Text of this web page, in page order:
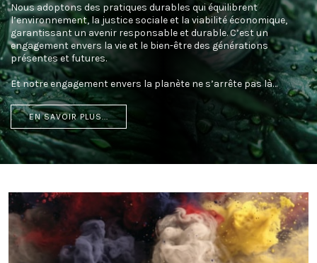
Nous adoptons des pratiques durables qui équilibrent
l’environnement, la justice sociale et la viabilité économique,
garantissant un avenir responsable et durable. C’est un
engagement envers la vie et le bien-être des générations
présentes et futures.
Et notre engagement envers la planète ne s’arrête pas là…
EN SAVOIR PLUS...